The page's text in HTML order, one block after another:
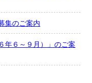
集のご案内
年６～９月）」のご案